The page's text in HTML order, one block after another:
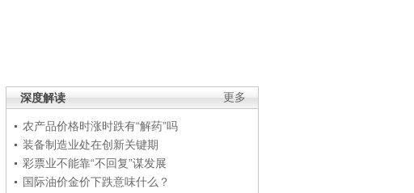
更多
深度解读
农产品价格时涨时跌有“解药”吗
装备制造业处在创新关键期
彩票业不能靠“不回复”谋发展
国际油价金价下跌意味什么？